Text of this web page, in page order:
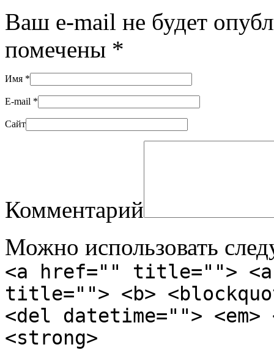
Ваш e-mail не будет
помечены *
Имя *
E-mail *
Сайт
Комментарий
Можно использовать
<a href="" title="">
title=""> <b>
<del datetime="">
<strong>